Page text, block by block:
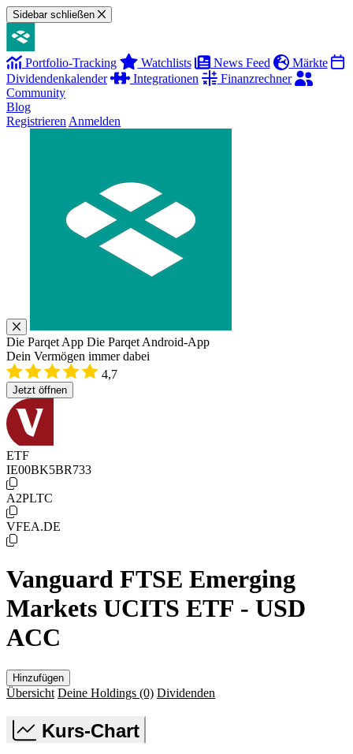
Sidebar schließen
Portfolio-Tracking Watchlists News Feed
Märkte
Dividendenkalender
Integrationen
Finanzrechner
Community
Blog
Registrieren Anmelden
Die Parqet App Die Parqet Android-App
Dein Vermögen immer dabei
4,7
Jetzt öffnen
ETF
IE00BK5BR733
A2PLTC
VFEA.DE
Vanguard FTSE Emerging
Markets UCITS ETF - USD
ACC
Hinzufügen
Übersicht Deine Holdings (0) Dividenden
Kurs-Chart